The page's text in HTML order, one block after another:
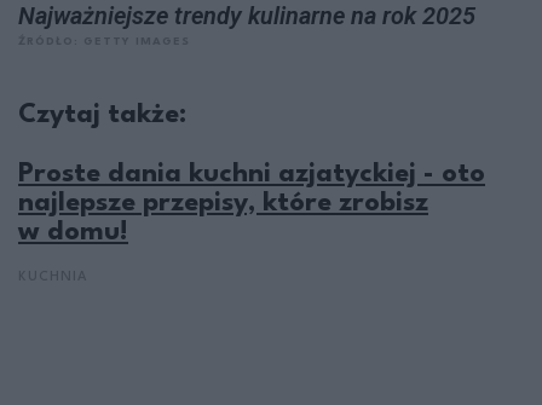
Najważniejsze trendy kulinarne na rok 2025
Czytaj także:
Proste dania kuchni azjatyckiej - oto
najlepsze przepisy, które zrobisz
w domu!